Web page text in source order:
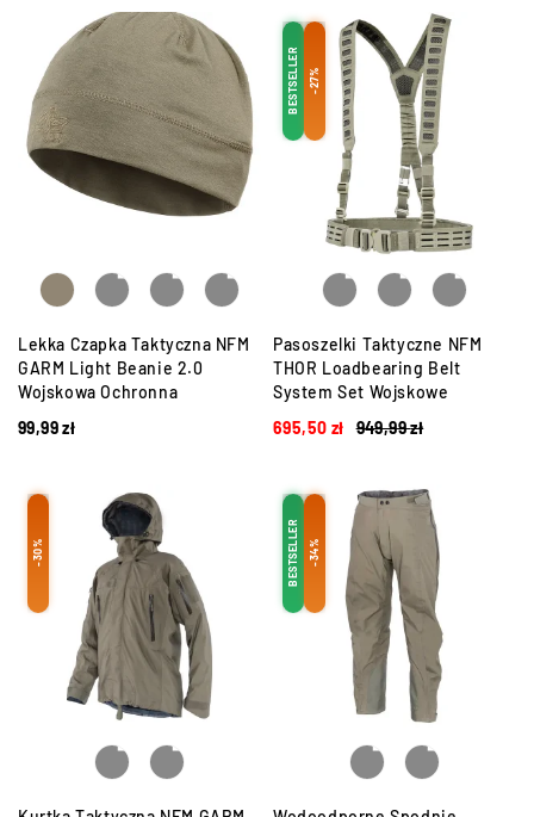
Lekka Czapka Taktyczna NFM
GARM Light Beanie 2.0
Wojskowa Ochronna
99,99zł
BESTSELLER -27%
Pasoszelki Taktyczne NFM
THOR Loadbearing Belt
System Set Wojskowe
949,99zł
695,50 zł
-30% BESTSELLER -34%